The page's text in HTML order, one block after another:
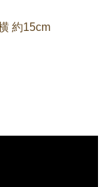
約15cm